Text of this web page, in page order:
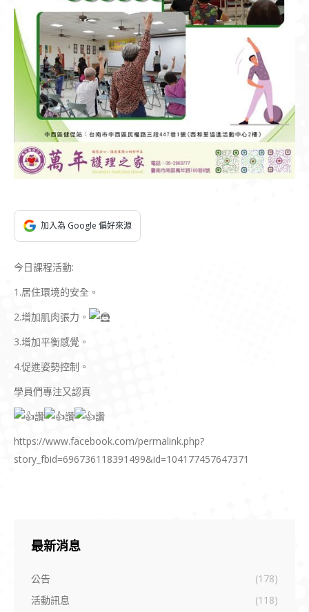
加入為 Google 偏好來源
今日課程活動:
1.居住環境的安全。
2.增加肌肉張力。
3.增加平衡感覺。
4.促進姿勢控制。
學員們專注又認真
讚
讚
讚
https://www.facebook.com/permalink.php?
story_fbid=696736118391499&id=104177457647371
最新消息
公告
(178)
活動訊息
(118)